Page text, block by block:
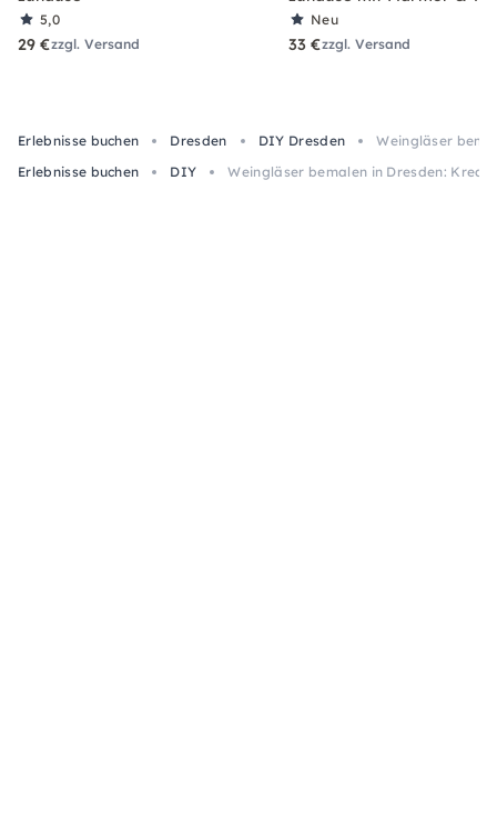
5,0
29 €zzgl. Versand
Neu
33 €zzgl. Versand
Erlebnisse buchen Dresden DIY Dresden
Weingläser
Erlebnisse buchen
DIY Weingläser bemalen in Dresden: